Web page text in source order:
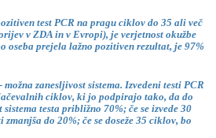
test PCR na pragu ciklov do 35 ali več
v ZDA in v Evropi), je verjetnost okužbe
oseba prejela lažno pozitiven rezultat, je 97%
zanesljivost sistema. Izvedeni testi PCR
ciklov, ki jo podpirajo tako, da do
testa približno 70%; če se izvede 30
do 20%; če se doseže 35 ciklov, bo